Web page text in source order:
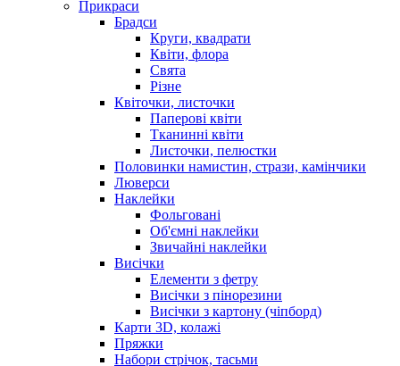
Прикраси
Брадси
Круги, квадрати
Квіти, флора
Свята
Різне
Квіточки, листочки
Паперові квіти
Тканинні квіти
Листочки, пелюстки
Половинки намистин, стрази, камінчики
Люверси
Наклейки
Фольговані
Об'ємні наклейки
Звичайні наклейки
Висічки
Елементи з фетру
Висічки з пінорезини
Висічки з картону (чіпборд)
Карти 3D, колажі
Пряжки
Набори стрічок, тасьми